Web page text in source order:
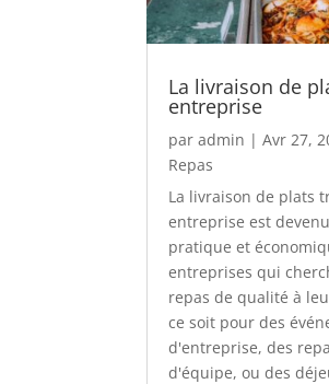
La livraison de
entreprise
paradmin |Avr 27,
Repas
La livraison de plats
entreprise est
pratique et
entreprises qui
repas de qualité à
ce soit pour des
d'entreprise, des
d'équipe, ou des